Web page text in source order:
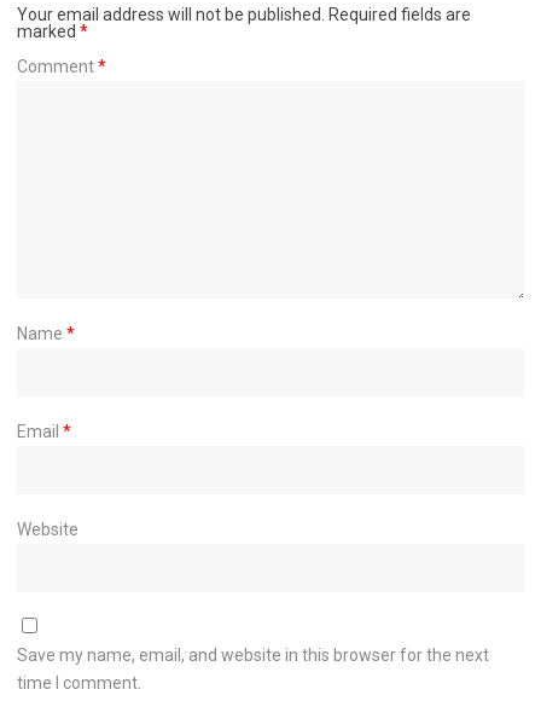
Your email address will not be published.
Required fields are
marked *
Comment*
Name *
Email *
Website
Save my name, email, and website in this browser for the next
time I comment.